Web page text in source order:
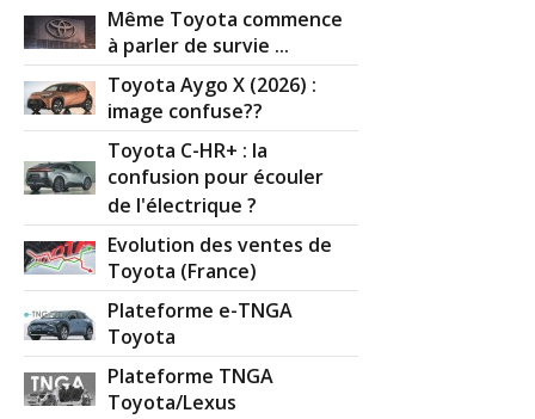
Même Toyota commence
à parler de survie ...
Toyota Aygo X (2026) :
image confuse??
Toyota C-HR+ : la
confusion pour écouler
de l'électrique ?
Evolution des ventes de
Toyota (France)
Plateforme e-TNGA
Toyota
Plateforme TNGA
Toyota/Lexus